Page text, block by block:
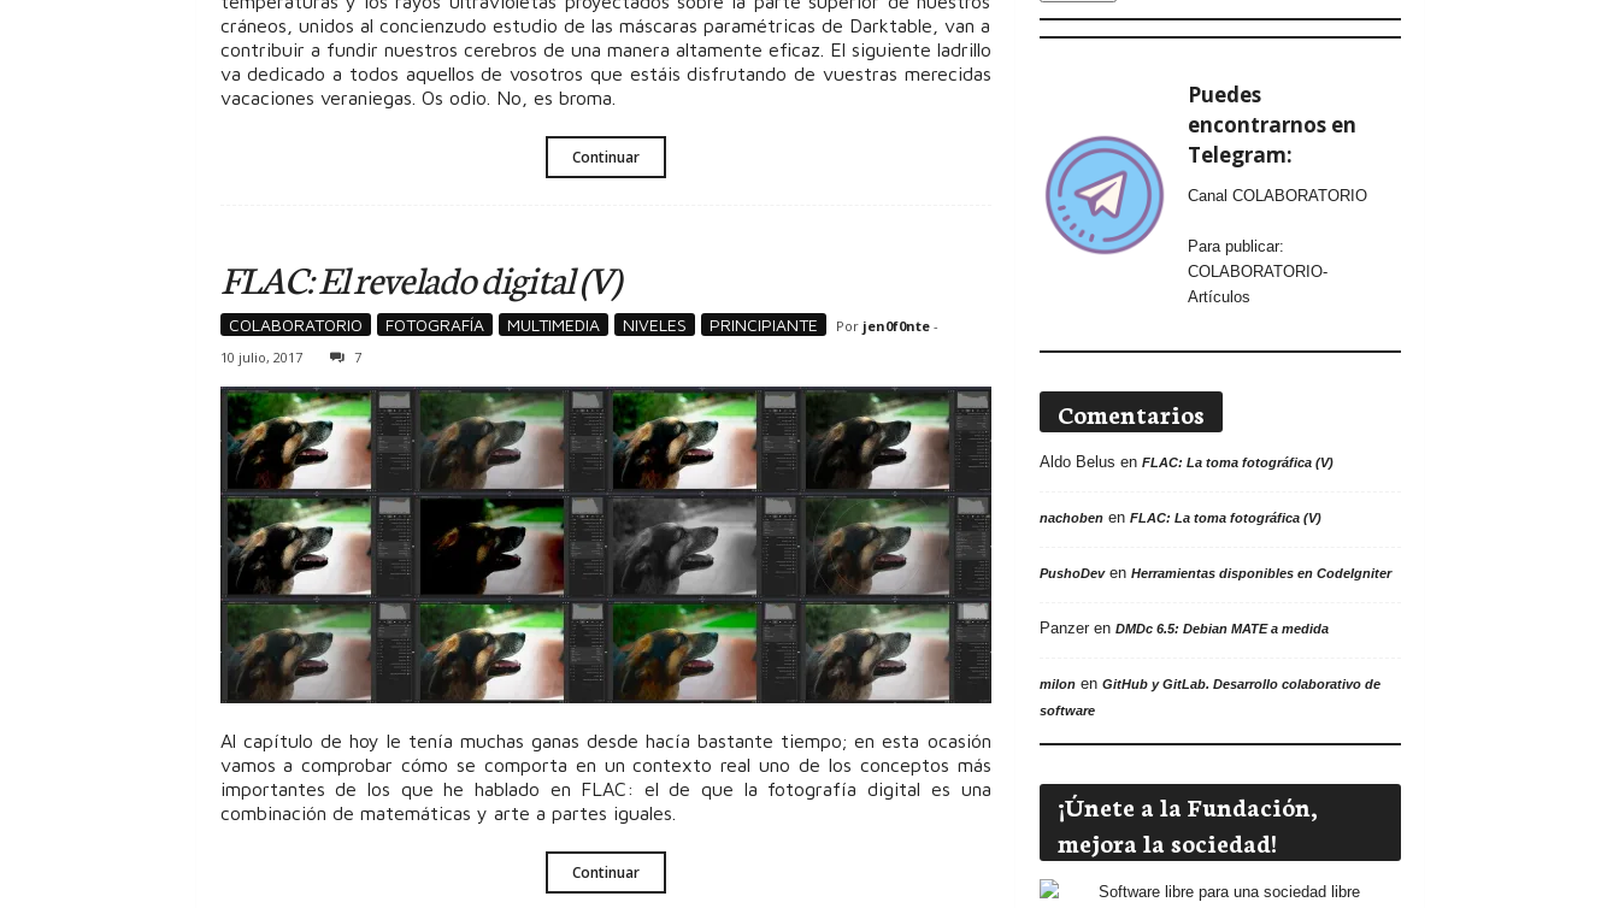
cráneos, unidos al concienzudo estudio de las máscaras paramétricas de Darktable, van a
contribuir a fundir nuestros cerebros de una manera altamente eficaz. El siguiente ladrillo
va dedicado a todos aquellos de vosotros que estáis disfrutando de vuestras merecidas
vacaciones veraniegas. Os odio. No, es broma.
Continuar
FLAC: El revelado digital (V)
COLABORATORIO FOTOGRAFÍA MULTIMEDIA NIVELES PRINCIPIANTE Por jen0f0nte-
10 julio, 2017
7
Al capítulo de hoy le tenía muchas ganas desde hacía bastante tiempo; en esta ocasión
vamos a comprobar cómo se comporta en un contexto real uno de los conceptos más
importantes de los que he hablado en FLAC: el de que la fotografía digital es una
combinación de matemáticas y arte a partes iguales.
Continuar
Puedes
encontrarnos en
Telegram:
Canal COLABORATORIO
Para publicar:
COLABORATORIO-
Artículos
Comentarios
Aldo Belus en FLAC: La toma fotográfica (V)
nachobenen FLAC: La toma fotográfica (V)
PushoDeven Herramientas disponibles en CodeIgniter
Panzeren DMDc 6.5: Debian MATE a medida
milonen GitHub y GitLab. Desarrollo colaborativo de
software
¡Únete a la Fundación,
mejora la sociedad!